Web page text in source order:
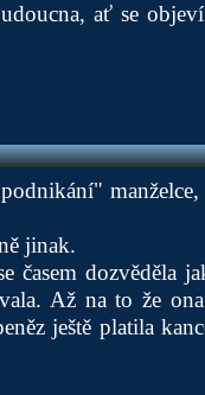
ať se
manželce,
jinak.
časem dozvěděla
Až na to že ona
ještě platila